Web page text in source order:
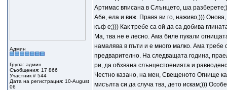
Админ
Група: админ
Съобщения: 17 866
Участник # 544
Дата на регистрация: 10-August
06
Артимас вписана в Слънцето, ша
Абе, ела и виж. Правя ви го, наживо;)))
къф е;))) Как требе са ой да са добива
Ма, тва не е лесно. Ама биле пукали
намалява в пъти и е много малко. Ама требе
предварително. На следващата година,
ри, да обхвана слънцестоенията и
Честно казано, на мен, Свещеното Огнище
мисълта си да случа тва, дето искам;)))